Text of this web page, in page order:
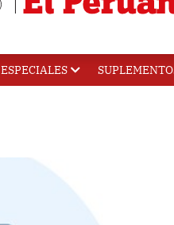
ESPECIALES